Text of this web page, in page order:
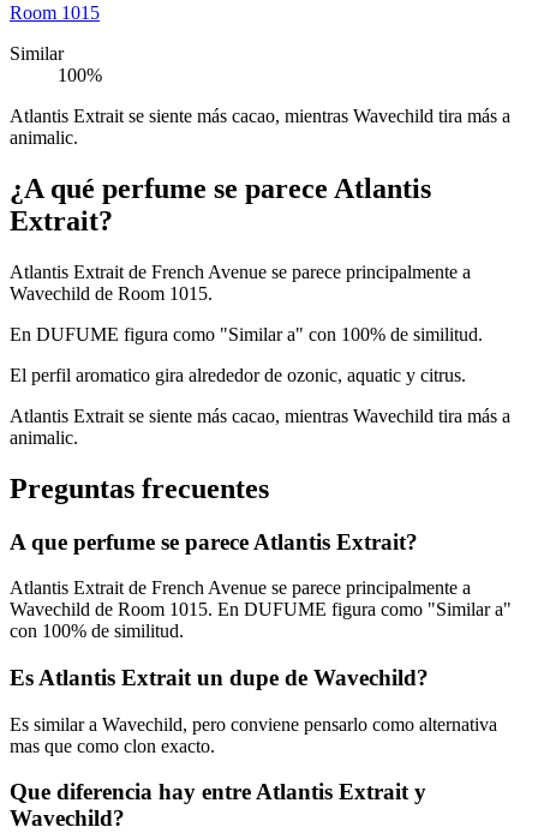
Room 1015
Similar
100%
Atlantis Extrait se siente más cacao, mientras Wavechild tira más a
animalic.
¿A qué perfume se parece Atlantis
Extrait?
Atlantis Extrait de French Avenue se parece principalmente a
Wavechild de Room 1015.
En DUFUME figura como "Similar a" con 100% de similitud.
El perfil aromatico gira alrededor de ozonic, aquatic y citrus.
Atlantis Extrait se siente más cacao, mientras Wavechild tira más a
animalic.
Preguntas frecuentes
A que perfume se parece Atlantis Extrait?
Atlantis Extrait de French Avenue se parece principalmente a
Wavechild de Room 1015. En DUFUME figura como "Similar a"
con 100% de similitud.
Es Atlantis Extrait un dupe de Wavechild?
Es similar a Wavechild, pero conviene pensarlo como alternativa
mas que como clon exacto.
Que diferencia hay entre Atlantis Extrait y
Wavechild?